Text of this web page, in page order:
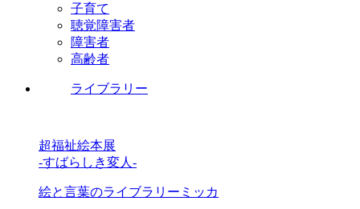
子育て
聴覚障害者
障害者
高齢者
ライブラリー
超福祉絵本展
-すばらしき変人-
絵と言葉のライブラリーミッカ